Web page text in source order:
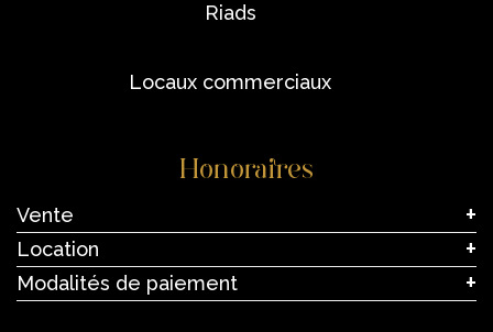
riads
locaux commerciaux
Honoraires
Vente
Location
Modalités de paiement